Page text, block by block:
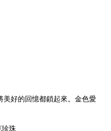
美好的回憶都鎖起來。金色愛
珠